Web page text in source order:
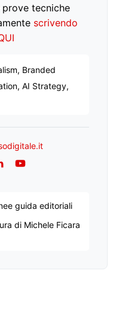
tecniche
scrivendo
Branded
AI Strategy,
YouTube
guida editoriali
di Michele Ficara